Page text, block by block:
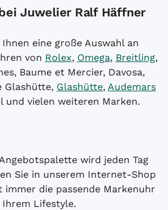
Juwelier Ralf Häffner
eine große Auswahl an
von Rolex, Omega, Breitling,
Baume et Mercier, Davosa,
Glashütte, Glashütte, Audemars
und vielen weiteren Marken.
wird jeden Tag
Sie in unserem Internet-Shop
die passende Markenuhr
Ihrem Lifestyle.